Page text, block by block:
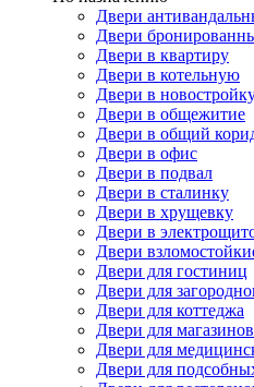
Двери
Двери
Двери в квартиру
Двери в котельную
Двери в
Двери в общежитие
Двери в общий
Двери в офис
Двери в подвал
Двери в сталинку
Двери в хрущевку
Двери в
Двери
Двери для гостиниц
Двери для
Двери для коттеджа
Двери для магазинов
Двери для
Двери для